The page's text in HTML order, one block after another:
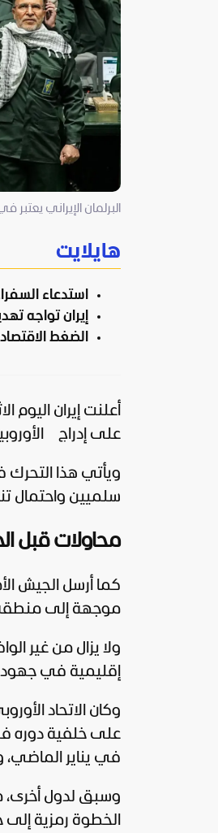
البرلمان الإيراني
هايلايت
استدعاء
إيران تواجه
الضغط
أعلنت إيران اليوم
على إدراج
ويأتي هذا
سلميين واحتمال
محاولات قبل
كما أرسل الجيش
موجهة إلى
ولا يزال من غير
إقليمية في جهود
وكان الاتحاد
على خلفية دوره
في يناير الماضي،
وسبق لدول أخرى،
الخطوة رمزية إلى